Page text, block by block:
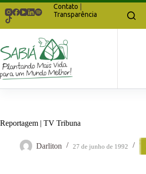
Pular
para
conteúdo
Contato
Transparência
Reportagem | TV Tribuna
Darliton 27 de junho de 1992